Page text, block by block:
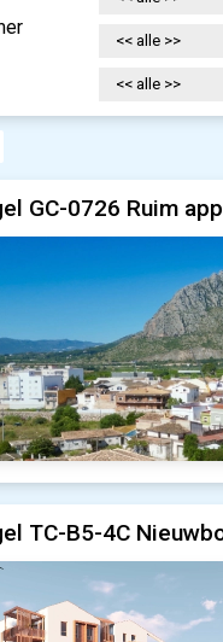
GC-0726 Ruim
TC-B5-4C